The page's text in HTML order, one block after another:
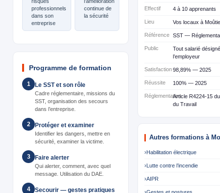
professionnels
dans son
entreprise
continue de
la sécurité
Programme de formation
1 Le SST et son rôle
Cadre réglementaire, missions du
SST, organisation des secours
dans l’entreprise.
2 Protéger et examiner
Identifier les dangers, mettre en
sécurité, examiner la victime.
3 Faire alerter
Qui alerter, comment, avec quel
message. Utilisation du DAE.
4 Secourir — gestes pratiques
Effectif 4 à 10 apprenants
Lieu Vos locaux à
Référence SST —
Public
Tout salarié
l’employeur
Satisfaction98,89% — 2025
Réussite 100% — 2025
RéglementationArticle R4224-15
du Travail
Autres formations à
›Habilitation électrique
›Lutte contre l’incendie
›AIPR